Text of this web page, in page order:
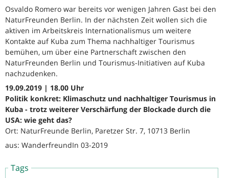
Osvaldo Romero war bereits vor wenigen Jahren Gast bei den
NaturFreunden Berlin. In der nächsten Zeit wollen sich die
aktiven im Arbeitskreis Internationalismus um weitere
Kontakte auf Kuba zum Thema nachhaltiger Tourismus
bemühen, um über eine Partnerschaft zwischen den
NaturFreunden Berlin und Tourismus-Initiativen auf Kuba
nachzudenken.
19.09.2019 | 18.00 Uhr
Politik konkret: Klimaschutz und nachhaltiger Tourismus in
Kuba - trotz weiterer Verschärfung der Blockade durch die
USA: wie geht das?
Ort: NaturFreunde Berlin, Paretzer Str. 7, 10713 Berlin
aus: WanderfreundIn 03-2019
Tags